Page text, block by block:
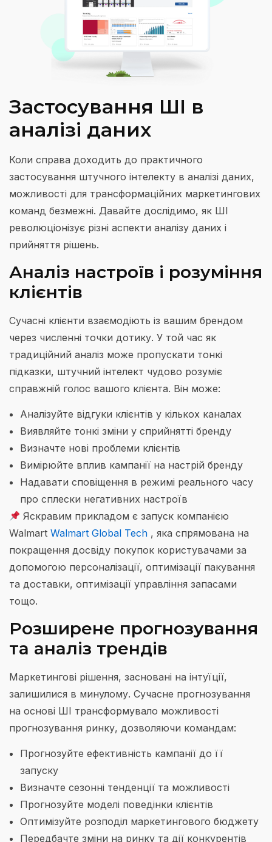
Застосування ШІ в
аналізі даних
Коли справа доходить до практичного
застосування штучного інтелекту в аналізі даних,
можливості для трансформаційних маркетингових
команд безмежні. Давайте дослідимо, як ШІ
революціонізує різні аспекти аналізу даних і
прийняття рішень.
Аналіз настроїв і розуміння
клієнтів
Сучасні клієнти взаємодіють із вашим брендом
через численні точки дотику. У той час як
традиційний аналіз може пропускати тонкі
підказки, штучний інтелект чудово розуміє
справжній голос вашого клієнта. Він може:
Аналізуйте відгуки клієнтів у кількох каналах
Виявляйте тонкі зміни у сприйнятті бренду
Визначте нові проблеми клієнтів
Вимірюйте вплив кампанії на настрій бренду
Надавати сповіщення в режимі реального часу
про сплески негативних настроїв
Яскравим прикладом є запуск компанією
Walmart Walmart Global Tech , яка спрямована на
покращення досвіду покупок користувачами за
допомогою персоналізації, оптимізації пакування
та доставки, оптимізації управління запасами
тощо.
Розширене прогнозування
та аналіз трендів
Маркетингові рішення, засновані на інтуїції,
залишилися в минулому. Сучасне прогнозування
на основі ШІ трансформувало можливості
прогнозування ринку, дозволяючи командам:
Прогнозуйте ефективність кампанії до її
запуску
Визначте сезонні тенденції та можливості
Прогнозуйте моделі поведінки клієнтів
Оптимізуйте розподіл маркетингового бюджету
Передбачте зміни на ринку та дії конкурентів